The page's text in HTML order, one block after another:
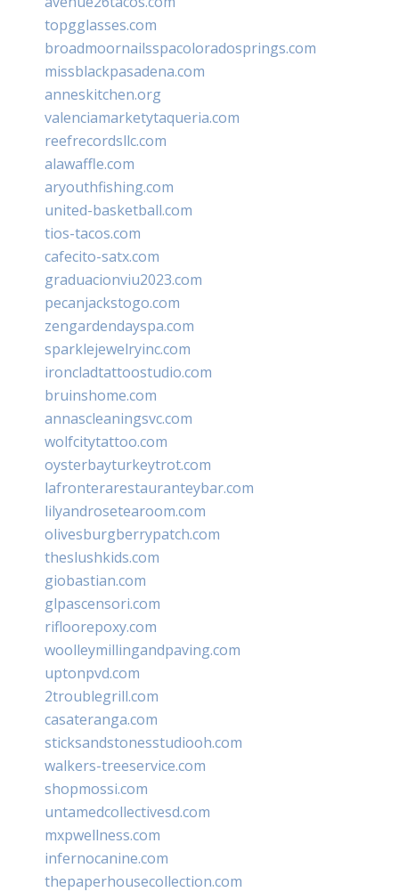
topgglasses.com
broadmoornailsspacoloradosprings.com
missblackpasadena.com
anneskitchen.org
valenciamarketytaqueria.com
reefrecordsllc.com
alawaffle.com
aryouthfishing.com
united-basketball.com
tios-tacos.com
cafecito-satx.com
graduacionviu2023.com
pecanjackstogo.com
zengardendayspa.com
sparklejewelryinc.com
ironcladtattoostudio.com
bruinshome.com
annascleaningsvc.com
wolfcitytattoo.com
oysterbayturkeytrot.com
lafronterarestauranteybar.com
lilyandrosetearoom.com
olivesburgberrypatch.com
theslushkids.com
giobastian.com
glpascensori.com
rifloorepoxy.com
woolleymillingandpaving.com
uptonpvd.com
2troublegrill.com
casateranga.com
sticksandstonesstudiooh.com
walkers-treeservice.com
shopmossi.com
untamedcollectivesd.com
mxpwellness.com
infernocanine.com
thepaperhousecollection.com